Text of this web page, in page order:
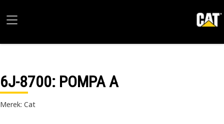
6J-8700: POMPA A
Merek: Cat